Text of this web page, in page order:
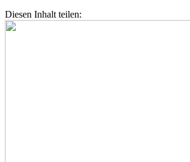
Diesen Inhalt teilen: